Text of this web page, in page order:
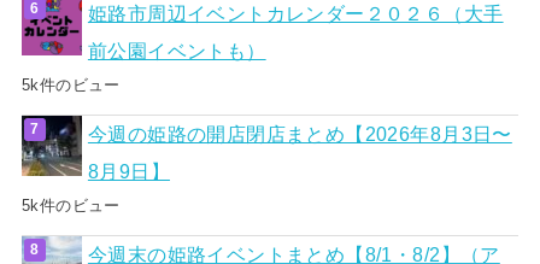
姫路市周辺イベントカレンダー２０２６（大手
前公園イベントも）
5k件のビュー
今週の姫路の開店閉店まとめ【2026年8月3日〜
8月9日】
5k件のビュー
今週末の姫路イベントまとめ【8/1・8/2】（ア